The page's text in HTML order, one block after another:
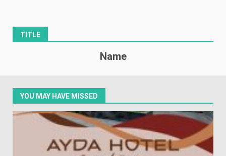
TITLE
Name
YOU MAY HAVE MISSED